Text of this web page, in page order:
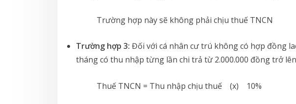
Trường hợp này sẽ không phải chịu thuế TNCN
Trường hợp 3: Đối với cá nhân cư trú không có hợp đồng
tháng có thu nhập từng lần chi trả từ 2.000.000 đồng trở
Thuế TNCN = Thu nhập chịu thuế (x) 10%